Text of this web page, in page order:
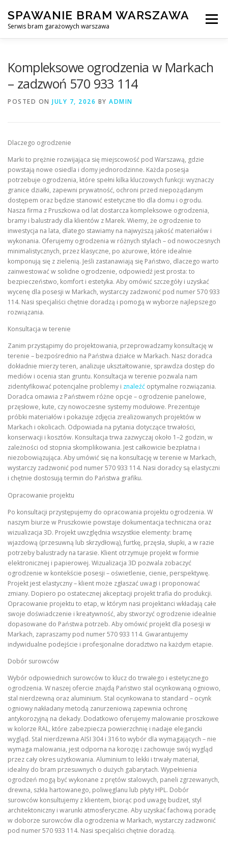
content
SPAWANIE BRAM WARSZAWA
Serwis bram garażowych warszawa
Menu
Kompleksowe ogrodzenia w Markach
– zadzwoń 570 933 114
POSTED ON JULY 7, 2026 BY ADMIN
Dlaczego ogrodzenie
Marki to prężnie rozwijająca się miejscowość pod Warszawą, gdzie
powstają nowe osiedla i domy jednorodzinne. Każda posesja
potrzebuje ogrodzenia, które spełni kilka kluczowych funkcji: wyznaczy
granice działki, zapewni prywatność, ochroni przed niepożądanym
dostępem oraz będzie stanowić estetyczne tło dla domu i ogrodu.
Nasza firma z Pruszkowa od lat dostarcza kompleksowe ogrodzenia,
bramy i balustrady dla klientów z Marek. Wiemy, że ogrodzenie to
inwestycja na lata, dlatego stawiamy na najwyższą jakość materiałów i
wykonania. Oferujemy ogrodzenia w różnych stylach – od nowoczesnych
minimalistycznych, przez klasyczne, po ażurowe, które idealnie
komponują się z zielenią. Jeśli zastanawiają się Państwo, dlaczego warto
zainwestować w solidne ogrodzenie, odpowiedź jest prosta: to
bezpieczeństwo, komfort i estetyka. Aby omówić szczegóły i uzyskać
wycenę dla posesji w Markach, wystarczy zadzwonić pod numer 570 933
114. Nasi specjaliści chętnie doradzą i pomogą w wyborze najlepszego
rozwiązania.
Konsultacja w terenie
Zanim przystąpimy do projektowania, przeprowadzamy konsultację w
terenie – bezpośrednio na Państwa działce w Markach. Nasz doradca
dokładnie mierzy teren, analizuje ukształtowanie, sprawdza dostęp do
mediów i ocenia stan gruntu. Konsultacja w terenie pozwala nam
zidentyfikować potencjalne problemy i znaleźć optymalne rozwiązania.
Doradca omawia z Państwem różne opcje – ogrodzenie panelowe,
przęsłowe, kute, czy nowoczesne systemy modułowe. Prezentuje
próbki materiałów i pokazuje zdjęcia zrealizowanych projektów w
Markach i okolicach. Odpowiada na pytania dotyczące trwałości,
konserwacji i kosztów. Konsultacja trwa zazwyczaj około 1–2 godzin, w
zależności od stopnia skomplikowania. Jest całkowicie bezpłatna i
niezobowiązująca. Aby umówić się na konsultację w terenie w Markach,
wystarczy zadzwonić pod numer 570 933 114. Nasi doradcy są elastyczni
i chętnie dostosują termin do Państwa grafiku.
Opracowanie projektu
Po konsultacji przystępujemy do opracowania projektu ogrodzenia. W
naszym biurze w Pruszkowie powstaje dokumentacja techniczna oraz
wizualizacja 3D. Projekt uwzględnia wszystkie elementy: bramę
wjazdową (przesuwną lub skrzydłową), furtkę, przęsła, słupki, a w razie
potrzeby balustrady na tarasie. Klient otrzymuje projekt w formie
elektronicznej i papierowej. Wizualizacja 3D pozwala zobaczyć
ogrodzenie w kontekście posesji – oświetlenie, cienie, perspektywę.
Projekt jest elastyczny – klient może zgłaszać uwagi i proponować
zmiany. Dopiero po ostatecznej akceptacji projekt trafia do produkcji.
Opracowanie projektu to etap, w którym nasi projektanci wkładają całe
swoje doświadczenie i kreatywność, aby stworzyć ogrodzenie idealnie
dopasowane do Państwa potrzeb. Aby omówić projekt dla posesji w
Markach, zapraszamy pod numer 570 933 114. Gwarantujemy
indywidualne podejście i profesjonalne doradztwo na każdym etapie.
Dobór surowców
Wybór odpowiednich surowców to klucz do trwałego i estetycznego
ogrodzenia. W naszej ofercie znajdą Państwo stal ocynkowaną ogniowo,
stal nierdzewną oraz aluminium. Stal ocynkowana to standard – ocynk
ogniowy nakładany metodą zanurzeniową zapewnia ochronę
antykorozyjną na dekady. Dodatkowo oferujemy malowanie proszkowe
w kolorze RAL, które zabezpiecza powierzchnię i nadaje elegancki
wygląd. Stal nierdzewna AISI 304 i 316 to wybór dla wymagających – nie
wymaga malowania, jest odporna na korozję i zachowuje swój wygląd
przez cały okres użytkowania. Aluminium to lekki i trwały materiał,
idealny do bram przesuwnych o dużych gabarytach. Wypełnienia
ogrodzeń mogą być wykonane z prętów stalowych, paneli zgrzewanych,
drewna, szkła hartowanego, poliwęglanu lub płyty HPL. Dobór
surowców konsultujemy z klientem, biorąc pod uwagę budżet, styl
architektoniczny i warunki atmosferyczne. Aby uzyskać fachową poradę
w doborze surowców dla ogrodzenia w Markach, wystarczy zadzwonić
pod numer 570 933 114. Nasi specjaliści chętnie doradzą.